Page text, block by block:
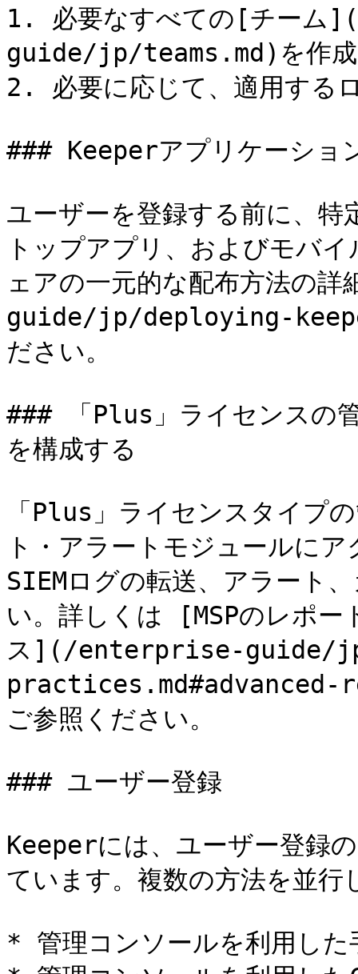
1. 必要なすべての[チー
guide/jp/teams.md)を作成
2. 必要に応じて、適用する
### Keeperアプリケーショ
ユーザーを登録する前に、
トップアプリ、およびモバ
ェアの一元的な配布方法
guide/jp/deploying-
ださい。
### 「Plus」ライセンスの
を構成する
「Plus」ライセンスタイプ
ト・アラートモジュールに
SIEMログの転送、アラート
い。詳しくは [MSPのレポー
ス](/enterprise-guide/
ご参照ください。
### ユーザー登録
Keeperには、ユーザー登録
ています。複数の方法を並行
* 管理コンソールを利用した